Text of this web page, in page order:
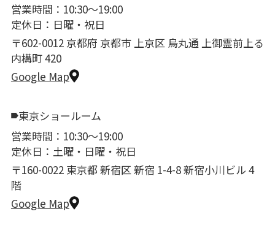
営業時間：10:30〜19:00
定休日：日曜・祝日
〒602-0012 京都府 京都市 上京区 烏丸通 上御霊前上る
内構町 420
Google Map
東京ショールーム
営業時間：10:30〜19:00
定休日：土曜・日曜・祝日
〒160-0022 東京都 新宿区 新宿 1-4-8 新宿小川ビル 4
階
Google Map